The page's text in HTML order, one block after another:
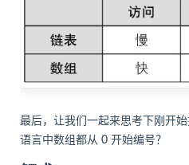
最后，让我们一起来思考下刚开始
语言中数组都从 0 开始编号？